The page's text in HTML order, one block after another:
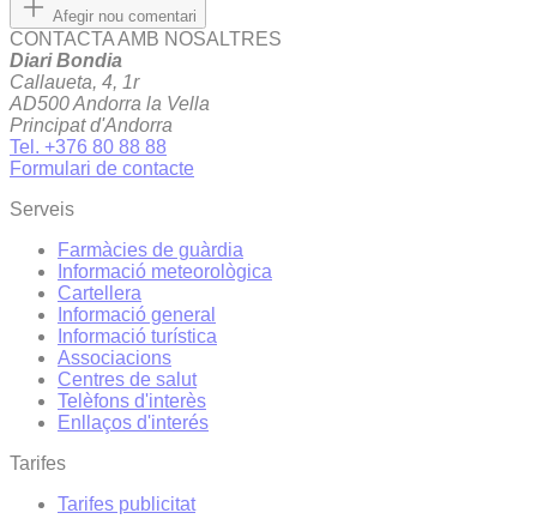
Afegir nou comentari
CONTACTA AMB NOSALTRES
Diari Bondia
Callaueta, 4, 1r
AD500 Andorra la Vella
Principat d'Andorra
Tel. +376 80 88 88
Formulari de contacte
Serveis
Farmàcies de guàrdia
Informació meteorològica
Cartellera
Informació general
Informació turística
Associacions
Centres de salut
Telèfons d'interès
Enllaços d'interés
Tarifes
Tarifes publicitat